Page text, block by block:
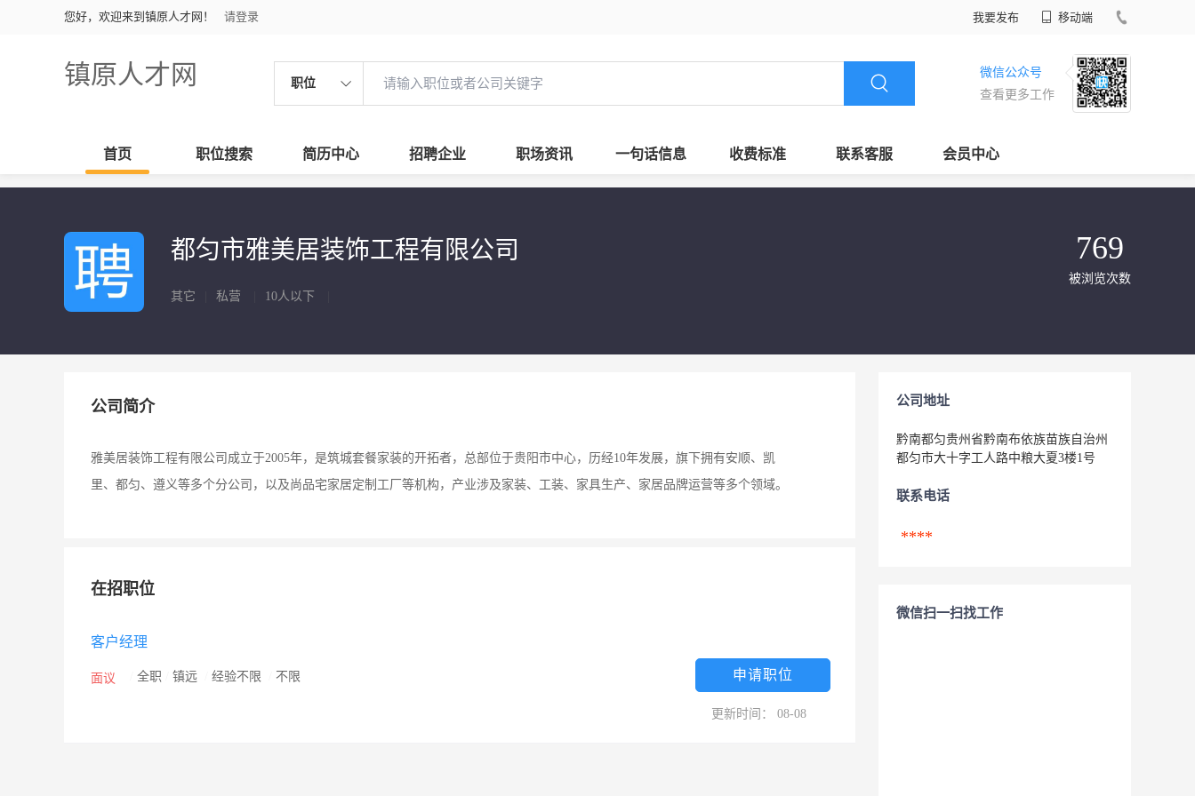
您好，欢迎来到镇原人才网！ 请登录 我要发布 移动端
镇原人才网 职位
微信公众号
查看更多工作
首页 职位搜索 简历中心 招聘企业 职场资讯 一句话信息 收费标准 联系客服 会员中心
都匀市雅美居装饰工程有限公司
其它 私营 10人以下
769
被浏览次数
公司简介
雅美居装饰工程有限公司成立于2005年，是筑城套餐家装的开拓者，总部位于贵阳市中心，历经10年发展，旗下拥有安顺、凯
里、都匀、遵义等多个分公司，以及尚品宅家居定制工厂等机构，产业涉及家装、工装、家具生产、家居品牌运营等多个领域。
在招职位
客户经理
面议 全职 镇远 经验不限 不限 申请职位
更新时间： 08-08
公司地址
黔南都匀贵州省黔南布依族苗族自治州
都匀市大十字工人路中粮大夏3楼1号
联系电话
****
微信扫一扫找工作